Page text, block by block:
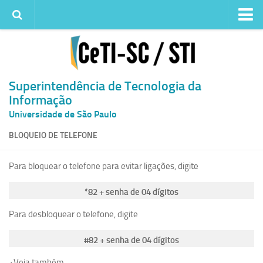
Quem somos
Histórico
Metas e ações
Superintendência de TI
Atendimento
Reserva de espaços físicos
Infraestrutura
Superintendência de Tecnologia da
Informação
Universidade de São Paulo
BLOQUEIO DE TELEFONE
Para bloquear o telefone para evitar ligações, digite
*82 + senha de 04 dígitos
Para desbloquear o telefone, digite
#82 + senha de 04 dígitos